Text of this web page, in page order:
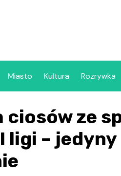
Miasto Kultura Rozrywka
ciosów ze
ligi –